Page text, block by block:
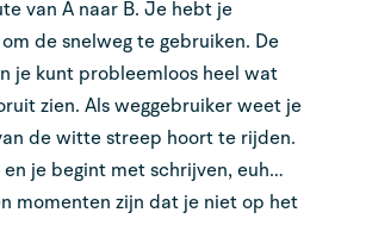
van A naar B. Je hebt je
de snelweg te gebruiken. De
je kunt probleemloos heel wat
zien. Als weggebruiker weet je
de witte streep hoort te rijden.
je begint met schrijven, euh…
momenten zijn dat je niet op het